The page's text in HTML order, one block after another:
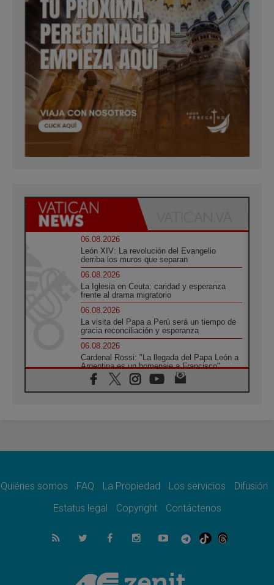
06.08.2026
León XIV: La revolución del Evangelio
derriba los muros que separan
06.08.2026
La Iglesia en Ceuta: caridad y esperanza
frente al drama migratorio
06.08.2026
La visita del Papa a Perú será un tiempo de
gracia reconciliación y esperanza
06.08.2026
Cardenal Rossi: "La llegada del Papa León a
Argentina es un homenaje a Francisco"
06.08.2026
En Asís, León XIV invita a los jóvenes a
05.08.2026
05.08.2026
sabiduría para afrontar los urgentes desafíos
05.08.2026
En marcha hacia Asís en nombre de San
Venezuela, Padre Pagniello: "En medio del
Quiénes somos FAQ La Propiedad Los servicios
Difusión
Estatus legal
Copyright Contáctenos